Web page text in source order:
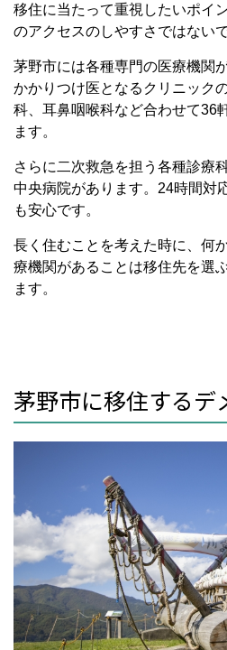
移住に当たって重視したいポイ
のアクセスのしやすさではない
茅野市には各種専門の医療機関
かかりつけ医となるクリニック
科、耳鼻咽喉科など合わせて36
ます。
さらに二次救急を担う各種診療
中央病院があります。24時間対
も安心です。
長く住むことを考えた時に、何
療機関があることは移住先を選
ます。
茅野市に移住するデ